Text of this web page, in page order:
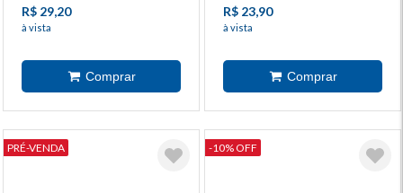
R$ 29,20
à vista
R$ 23,90
à vista
PRÉ-VENDA -10% OFF